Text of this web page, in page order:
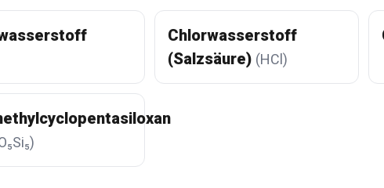
Chlorwasserstoff
(Salzsäure) (HCl)